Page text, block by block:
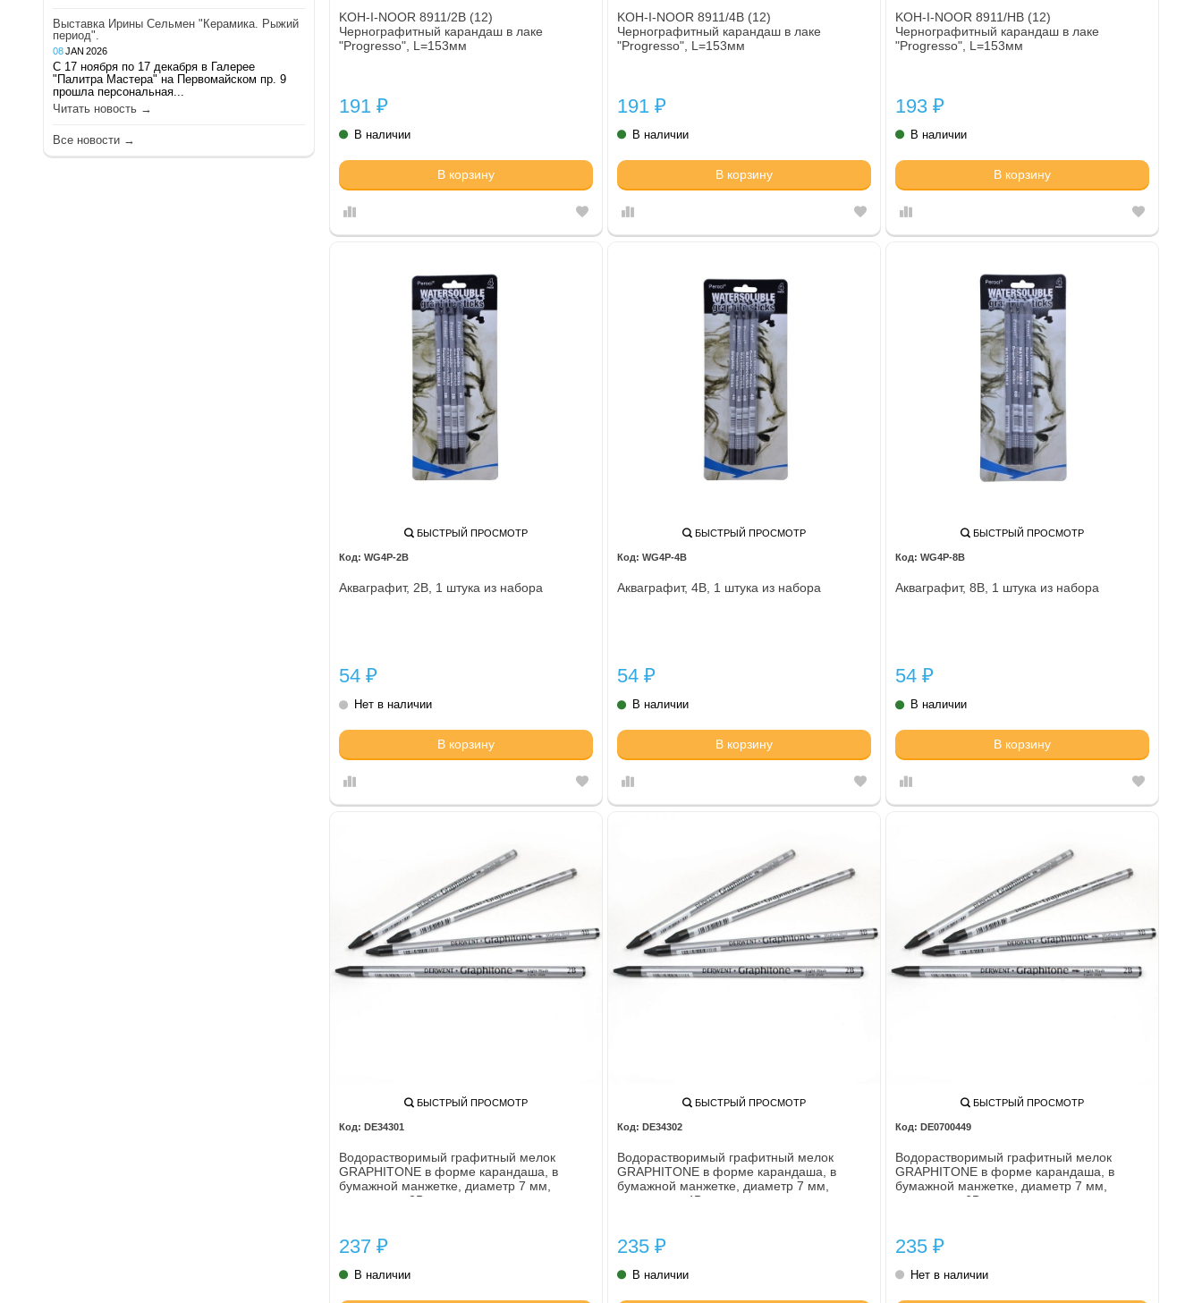
Выставка Ирины Сельмен "Керамика. Рыжий
период".
08JAN 2026
С 17 ноября по 17 декабря в Галерее
"Палитра Мастера" на Первомайском пр. 9
прошла персональная...
Читать новость →
Все новости →
KOH-I-NOOR 8911/2B (12)
Чернографитный карандаш в лаке
"Progresso", L=153мм
191 ₽
В наличии
В корзину
KOH-I-NOOR 8911/4B (12)
Чернографитный карандаш в лаке
"Progresso", L=153мм
191 ₽
В наличии
В корзину
KOH-I-NOOR 8911/HB (12)
Чернографитный карандаш в лаке
"Progresso", L=153мм
193 ₽
В наличии
В корзину
БЫСТРЫЙ ПРОСМОТР
WG4P-2B
Акваграфит, 2В, 1 штука из набора
54 ₽
Нет в наличии
В корзину
БЫСТРЫЙ ПРОСМОТР
WG4P-4B
Акваграфит, 4В, 1 штука из набора
54 ₽
В наличии
В корзину
БЫСТРЫЙ ПРОСМОТР
WG4P-8B
Акваграфит, 8В, 1 штука из набора
54 ₽
В наличии
В корзину
БЫСТРЫЙ ПРОСМОТР
DE34301
Водорастворимый графитный мелок
GRAPHITONE в форме карандаша, в
бумажной манжетке, диаметр 7 мм,
твердость - 2B
237 ₽
В наличии
БЫСТРЫЙ ПРОСМОТР
DE34302
Водорастворимый графитный мелок
GRAPHITONE в форме карандаша, в
бумажной манжетке, диаметр 7 мм,
твердость - 4B
235 ₽
В наличии
БЫСТРЫЙ ПРОСМОТР
DE0700449
Водорастворимый графитный мелок
GRAPHITONE в форме карандаша, в
бумажной манжетке, диаметр 7 мм,
твердость - 6B
235 ₽
Нет в наличии